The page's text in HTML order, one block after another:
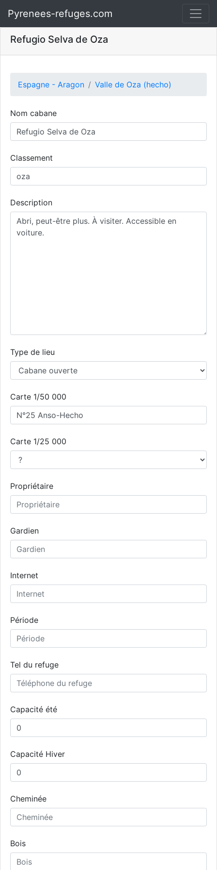
Pyrenees-refuges.com
Refugio Selva de Oza
Espagne - Aragon Valle de Oza (hecho)
Nom cabane
Classement
Description
Type de lieu
Carte 1/50 000
Carte 1/25 000
Propriétaire
Gardien
Internet
Période
Tel du refuge
Capacité été
Capacité Hiver
Cheminée
Bois